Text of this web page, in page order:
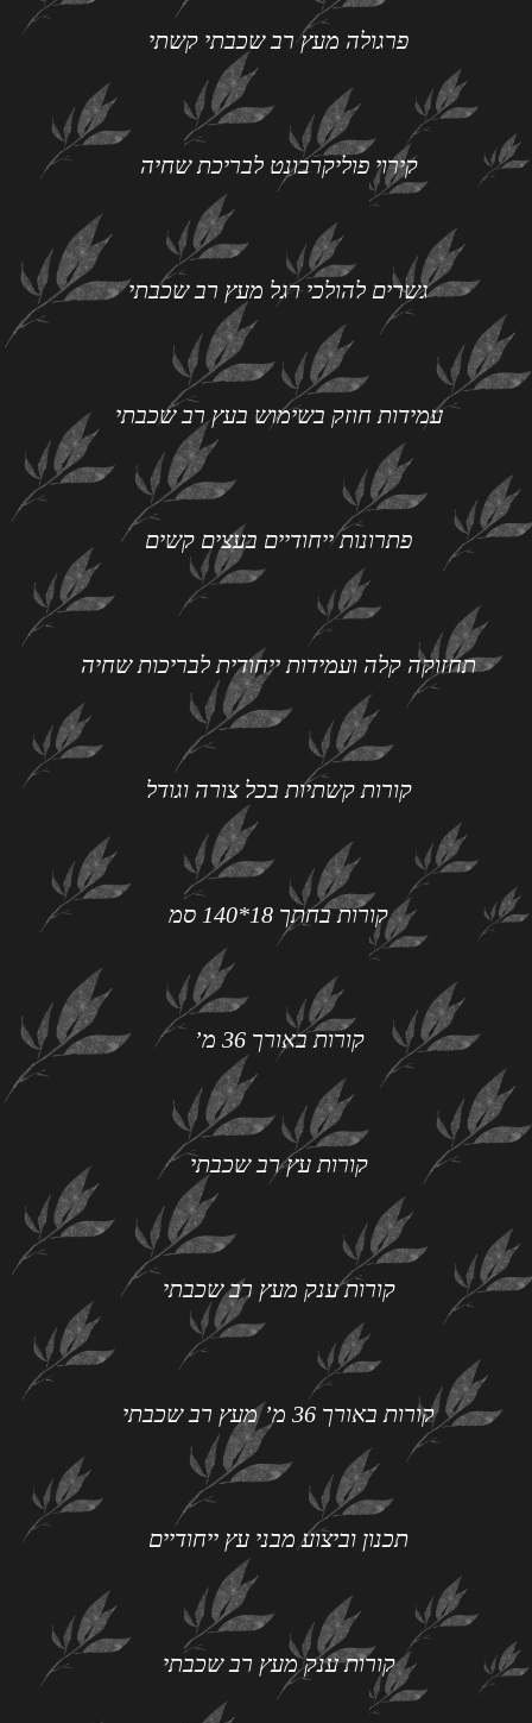
פרגולה מעץ רב שכבתי קשתי
קירוי פוליקרבונט לבריכת שחיה
גשרים להולכי רגל מעץ רב שכבתי
עמידות חוזק בשימוש בעץ רב שכבתי
פתרונות ייחודיים בעצים קשים
תחזוקה קלה ועמידות ייחודית לבריכות שחיה
קורות קשתיות בכל צורה וגודל
קורות בחתך 18*140 סמ
קורות באורך 36 מ’
קורות עץ רב שכבתי
קורות ענק מעץ רב שכבתי
קורות באורך 36 מ’ מעץ רב שכבתי
תכנון וביצוע מבני עץ ייחודיים
קורות ענק מעץ רב שכבתי